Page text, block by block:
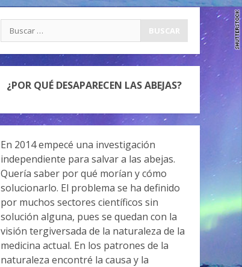
Buscar:
¿POR QUÉ DESAPARECEN LAS ABEJAS?
En 2014 empecé una investigación
independiente para salvar a las abejas.
Quería saber por qué morían y cómo
solucionarlo. El problema se ha definido
por muchos sectores científicos sin
solución alguna, pues se quedan con la
visión tergiversada de la naturaleza de la
medicina actual. En los patrones de la
naturaleza encontré la causa y la